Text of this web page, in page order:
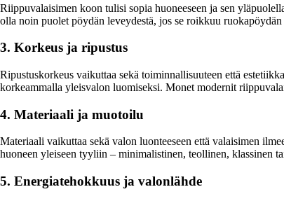
Riippuvalaisimen koon tulisi sopia huoneeseen ja sen
olla noin puolet pöydän leveydestä, jos se roikkuu
3. Korkeus ja ripustus
Ripustuskorkeus vaikuttaa sekä toiminnallisuuteen että
korkeammalla yleisvalon luomiseksi. Monet modernit
4. Materiaali ja muotoilu
Materiaali vaikuttaa sekä valon luonteeseen että valaisimen
huoneen yleiseen tyyliin – minimalistinen, teollinen, klassinen
5. Energiatehokkuus ja valonlähde